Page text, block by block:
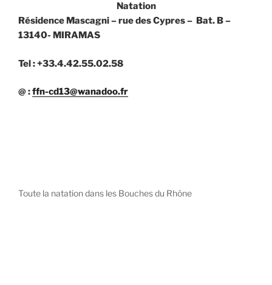
Natation
Résidence Mascagni – rue des Cypres – Bat. B –
13140- MIRAMAS
Tel : +33.4.42.55.02.58
@ :ffn-cd13@wanadoo.fr
Toute la natation dans les Bouches du Rhône